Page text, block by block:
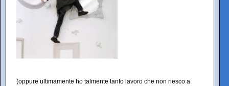
(oppure ultimamente ho talmente tanto lavoro che non riesco a